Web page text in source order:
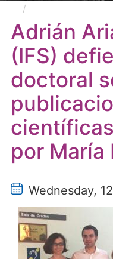
doctoral sobre
Adrián
(IFS)
doctoral
por María
Wednesday,